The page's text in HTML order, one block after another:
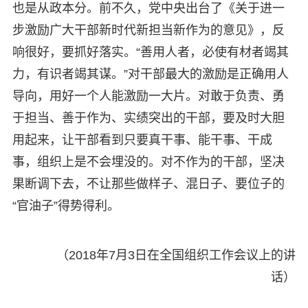
也是从政本分。前不久，党中央出台了《关于进一
步激励广大干部新时代新担当新作为的意见》，反
响很好，要抓好落实。“善用人者，必使有材者竭其
力，有识者竭其谋。”对干部最大的激励是正确用人
导向，用好一个人能激励一大片。对敢于负责、勇
于担当、善于作为、实绩突出的干部，要及时大胆
用起来，让干部看到只要真干事、能干事、干成
事，组织上是不会埋没的。对不作为的干部，坚决
果断调下去，不让那些做样子、混日子、要位子的
“官油子”得势得利。
（2018年7月3日在全国组织工作会议上的讲
话）